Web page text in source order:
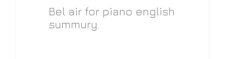
Bel air for piano english
summury.